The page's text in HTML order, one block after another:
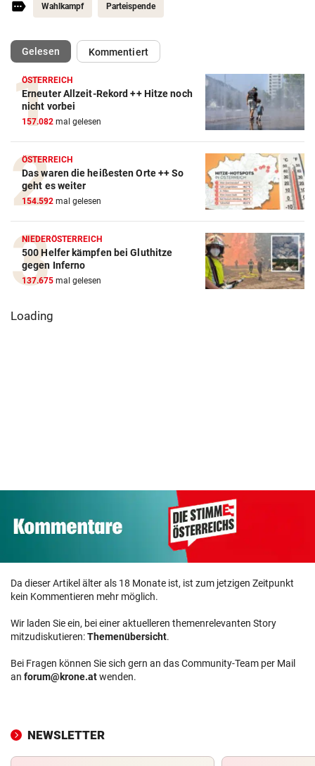
Wahlkampf Parteispende
Gelesen(ausgewählt)Kommentiert
ÖSTERREICH
Erneuter Allzeit-Rekord ++ Hitze noch
nicht vorbei
157.082 mal gelesen
ÖSTERREICH
Das waren die heißesten Orte ++ So
geht es weiter
154.592 mal gelesen
NIEDERÖSTERREICH
500 Helfer kämpfen bei Gluthitze
gegen Inferno
137.675 mal gelesen
Loading
Da dieser Artikel älter als 18 Monate ist, ist zum jetzigen Zeitpunkt
kein Kommentieren mehr möglich.
Wir laden Sie ein, bei einer aktuelleren themenrelevanten Story
mitzudiskutieren:Themenübersicht.
Bei Fragen können Sie sich gern an das Community-Team per Mail
an forum@krone.atwenden.
NEWSLETTER